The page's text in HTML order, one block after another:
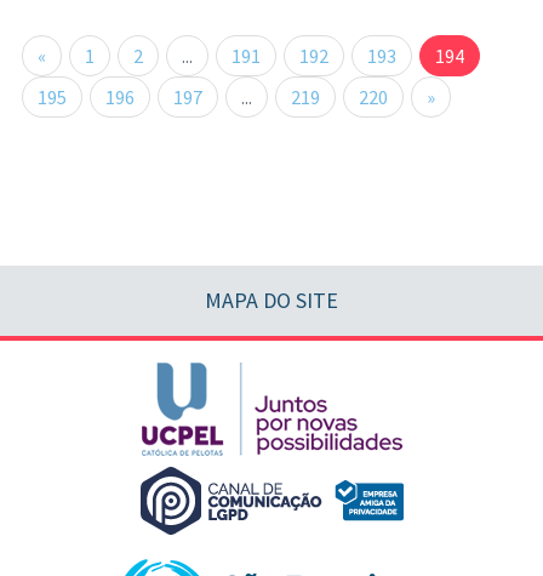
« 1 2 ... 191 192 193
194
195
196 197 ... 219 220 »
MAPA DO SITE